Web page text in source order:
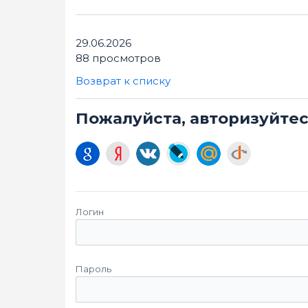
29.06.2026
88 просмотров
Возврат к списку
Пожалуйста,
Логин
Пароль